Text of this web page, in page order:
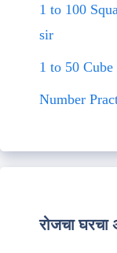
1 to 100
sir
1 to 50 Cube
Number
रोजचा